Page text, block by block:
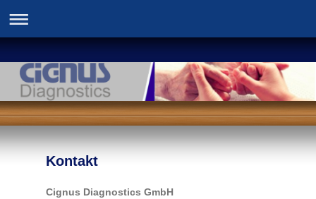
Kontakt
Cignus Diagnostics GmbH